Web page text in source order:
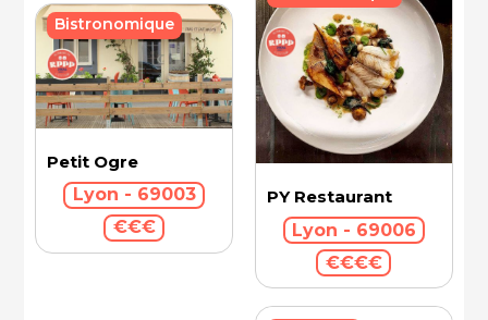
Petit Ogre
Lyon - 69003
€€€
Bistronomique
PY Restaurant
Lyon - 69006
€€€€